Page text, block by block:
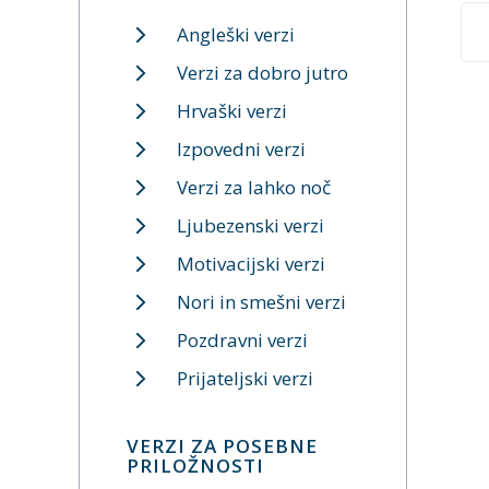
Angleški verzi
Verzi za dobro jutro
Hrvaški verzi
Izpovedni verzi
Verzi za lahko noč
Ljubezenski verzi
Motivacijski verzi
Nori in smešni verzi
Pozdravni verzi
Prijateljski verzi
VERZI ZA POSEBNE
PRILOŽNOSTI